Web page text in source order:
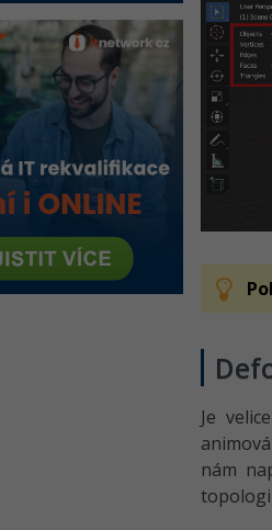
v Blenderu - Úvod
textury v
k 9.-11. lekci
v Blenderu
v Blenderu -
Editor
v Blenderu - Barvy a
Je
nám